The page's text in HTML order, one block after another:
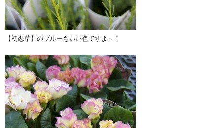
【初恋草】のブルーもいい色ですよ～！